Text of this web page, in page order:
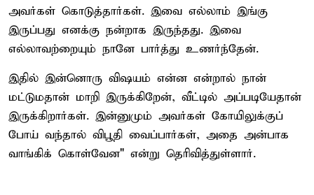
அவர்கள் கொடுத்தார்கள். இவை எல்லாம் இங்கு
இருப்பது எனக்கு நன்றாக இருந்தது. இவை
எல்லாவற்றையும் நானே பார்த்து உணர்ந்தேன்.
இதில் இன்னொரு விஷயம் என்ன என்றால் நான்
மட்டுமதான் மாறி இருக்கிறேன், வீட்டில் அப்படியேதான்
இருக்கிறார்கள். இன்னுமும் அவர்கள் கோயிலுக்குப்
போய் வந்தால் விபூதி வைப்பார்கள், அதை அன்பாக
வாங்கிக் கொள்வேன" என்று தெரிவித்துள்ளார்.